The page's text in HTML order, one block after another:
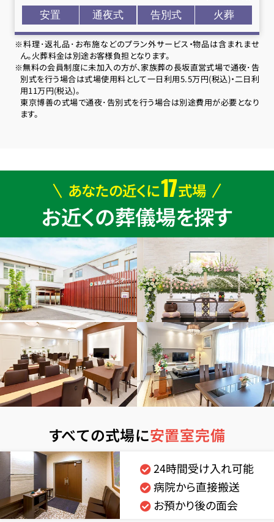
安置 通夜式 告別式 火葬
※料理･返礼品･お布施などのプラン外サービス・物品は含まれませ
ん。火葬料金は別途お客様負担となります。
※無料の会員制度に未加入の方が、家族葬の長坂直営式場で通夜･告
別式を行う場合は式場使用料として一日利用5.5万円(税込)・二日利
用11万円(税込)。
東京博善の式場で通夜･告別式を行う場合は別途費用が必要となり
ます。
あなたの近くに17式場
お近くの葬儀場を探す
すべての式場に安置室完備
24時間受け入れ可能
病院から直接搬送
お預かり後の面会